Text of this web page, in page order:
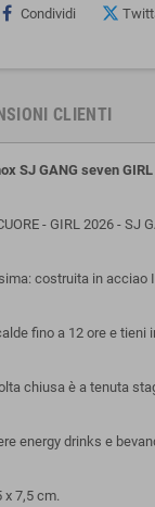
Condividi
CLIENTI
SJ GANG seven
- GIRL 2026 - SJ
costruita in acciao
fino a 12 ore e tieni
chiusa è a tenuta
energy drinks e
x 7,5 cm.